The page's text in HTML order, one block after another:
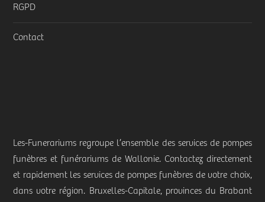
RGPD
Contact
Les-Funerariums regroupe l’ensemble des services de pompes
funèbres et funérariums de Wallonie. Contactez directement
et rapidement les services de pompes funèbres de votre choix,
dans votre région. Bruxelles-Capitale, provinces du Brabant